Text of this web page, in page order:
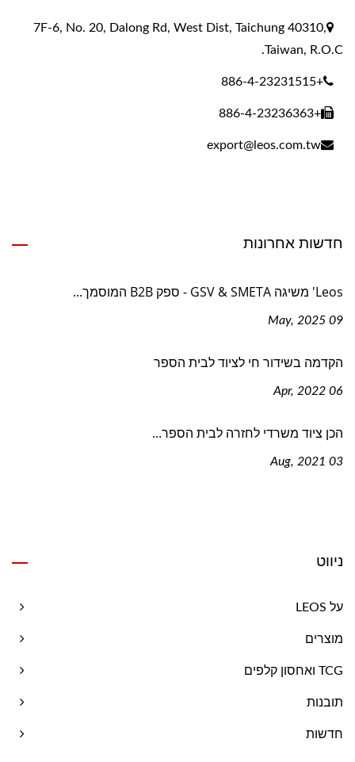
7F-6, No. 20, Dalong Rd, West Dist, Taichung 40310,
Taiwan, R.O.C.
+886-4-23231515
+886-4-23236363
export@leos.com.tw
חדשות אחרונות
Leos' משיגה GSV & SMETA - ספק B2B המוסמך...
09 May, 2025
הקדמה בשידור חי לציוד לבית הספר
06 Apr, 2022
הכן ציוד משרדי לחזרה לבית הספר...
03 Aug, 2021
ניווט
על LEOS
מוצרים
TCG ואחסון קלפים
תובנות
חדשות